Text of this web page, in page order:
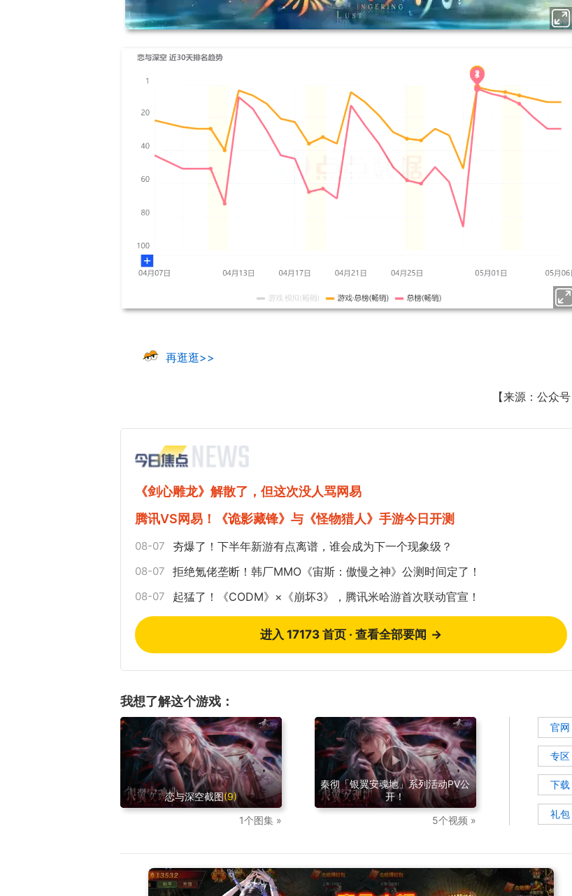
再逛逛>>
【来源：公众号
《剑心雕龙》解散了，但这次没人骂网易
腾讯VS网易！《诡影藏锋》与《怪物猎人》手游今日开测
08-07 夯爆了！下半年新游有点离谱，谁会成为下一个现象级？
08-07 拒绝氪佬垄断！韩厂MMO《宙斯：傲慢之神》公测时间定了！
08-07 起猛了！《CODM》×《崩坏3》，腾讯米哈游首次联动官宣！
进入 17173 首页 · 查看全部要闻 →
我想了解这个游戏：
恋与深空截图(9)
1个图集 »
秦彻「银翼安魂地」系列活动PV公
开！
5个视频 »
官网
专区
下载
礼包
17周年庆典 争霸赛大区火
爆开启
一看吓一跳：雷死人不